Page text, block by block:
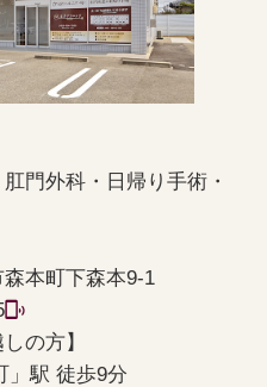
門外科・日帰り手術・
本町下森本9-1
の方】
」駅 徒歩9分